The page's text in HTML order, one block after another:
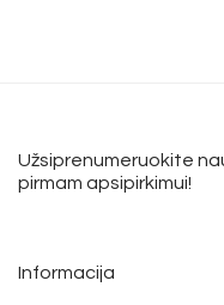
Užsiprenumeruokite
pirmam apsipirkimui!
Informacija